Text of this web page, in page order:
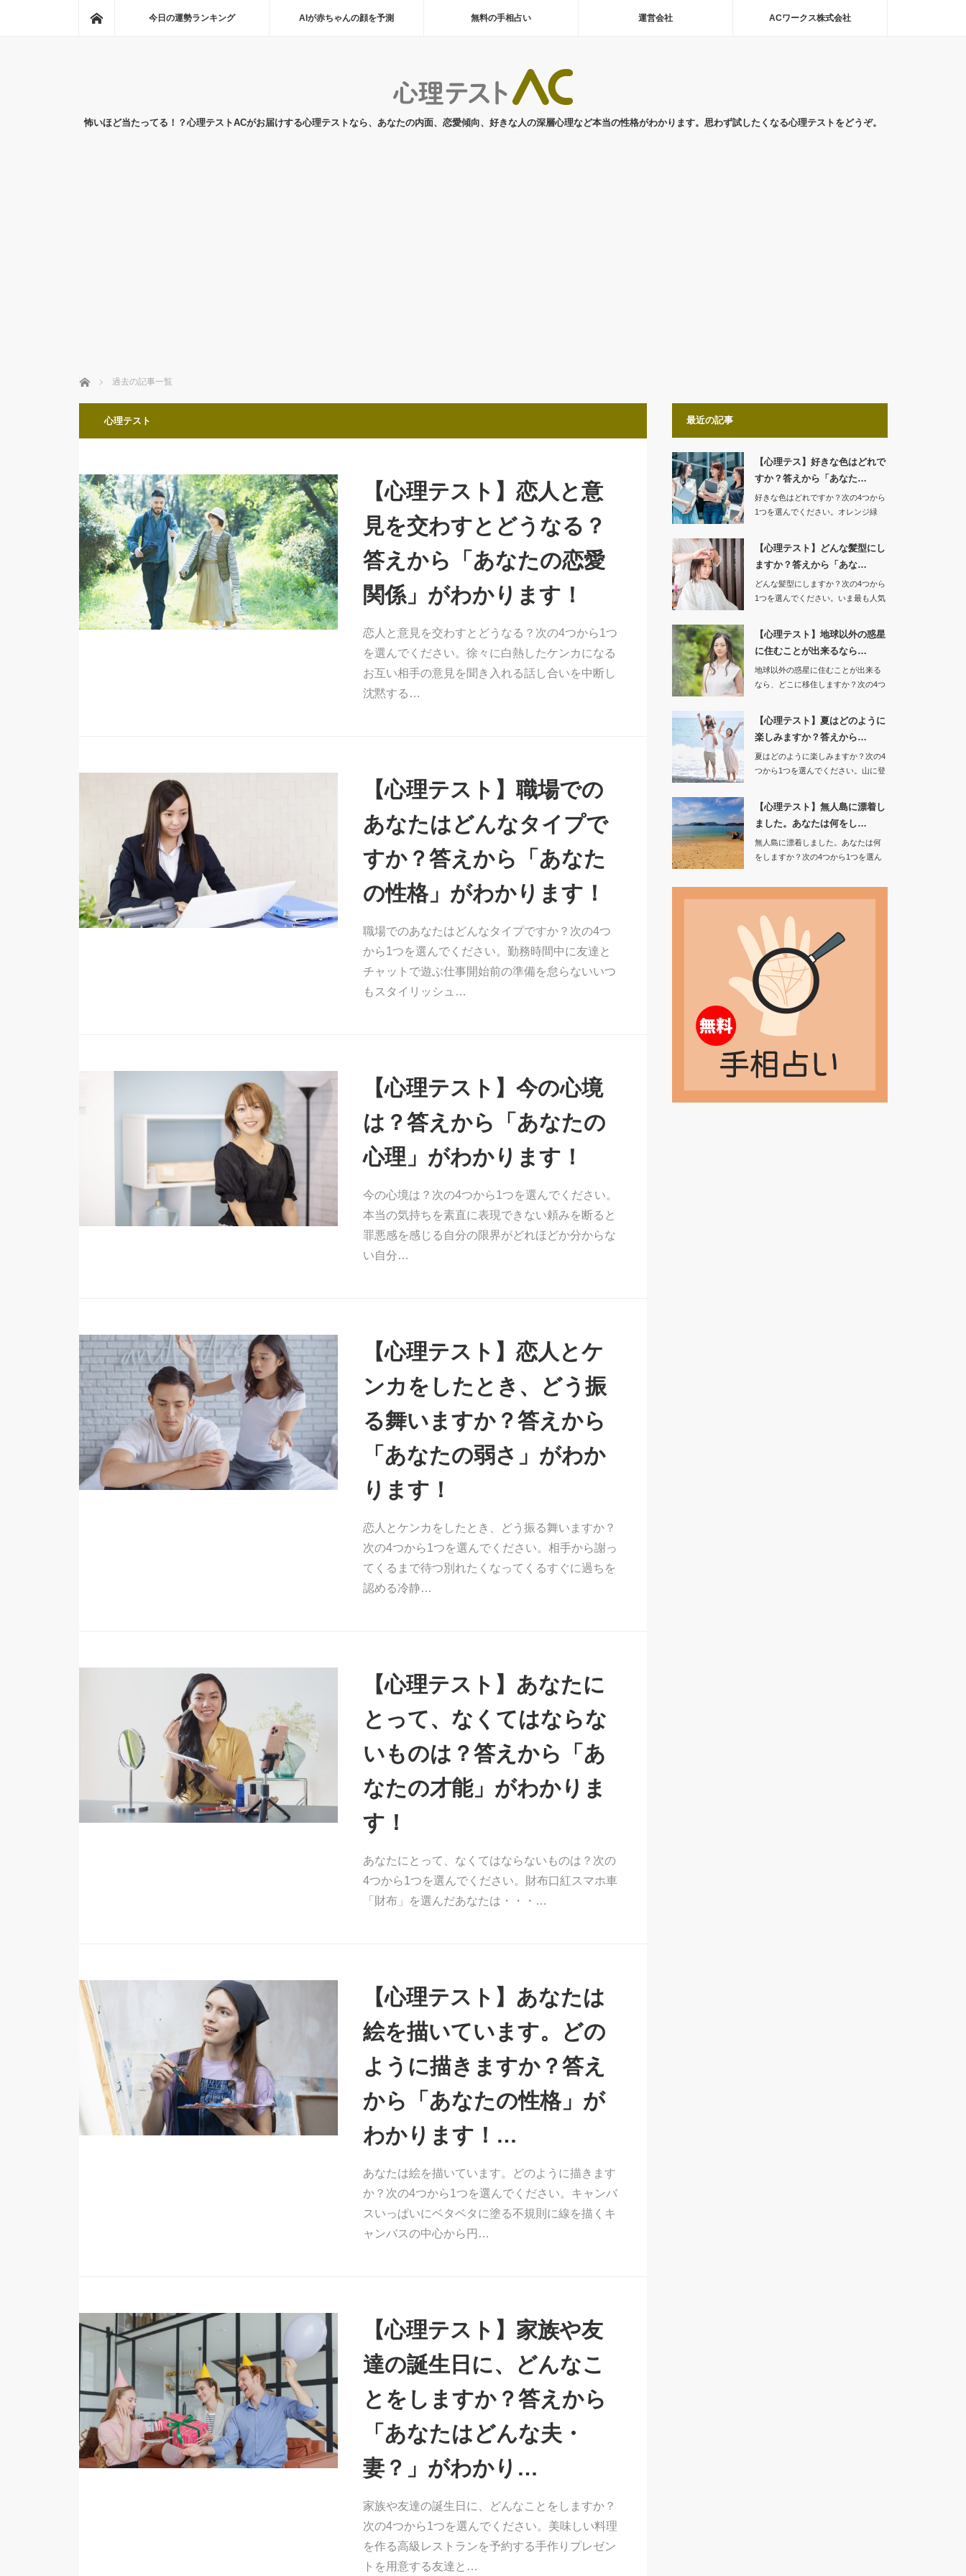
今日の運勢ランキング AIが赤ちゃんの顔を予測 無料の手相占い 運営会社 ACワークス株式会社
怖いほど当たってる！？心理テストACがお届けする心理テストなら、あなたの内面、恋愛傾向、好きな人の深層心理など本当の性格がわかります。思わず試したくなる心理テストをどうぞ。
ホーム 過去の記事一覧
心理テスト
【心理テスト】恋人と意
見を交わすとどうなる？
答えから「あなたの恋愛
関係」がわかります！
恋人と意見を交わすとどうなる？次の4つから1つ
を選んでください。徐々に白熱したケンカになる
お互い相手の意見を聞き入れる話し合いを中断し
沈黙する…
【心理テスト】職場での
あなたはどんなタイプで
すか？答えから「あなた
の性格」がわかります！
職場でのあなたはどんなタイプですか？次の4つ
から1つを選んでください。勤務時間中に友達と
チャットで遊ぶ仕事開始前の準備を怠らないいつ
もスタイリッシュ…
【心理テスト】今の心境
は？答えから「あなたの
心理」がわかります！
今の心境は？次の4つから1つを選んでください。
本当の気持ちを素直に表現できない頼みを断ると
罪悪感を感じる自分の限界がどれほどか分からな
い自分…
【心理テスト】恋人とケ
ンカをしたとき、どう振
る舞いますか？答えから
「あなたの弱さ」がわか
ります！
恋人とケンカをしたとき、どう振る舞いますか？
次の4つから1つを選んでください。相手から謝っ
てくるまで待つ別れたくなってくるすぐに過ちを
認める冷静…
【心理テスト】あなたに
とって、なくてはならな
いものは？答えから「あ
なたの才能」がわかりま
す！
あなたにとって、なくてはならないものは？次の
4つから1つを選んでください。財布口紅スマホ車
「財布」を選んだあなたは・・・…
【心理テスト】あなたは
絵を描いています。どの
ように描きますか？答え
から「あなたの性格」が
わかります！…
あなたは絵を描いています。どのように描きます
か？次の4つから1つを選んでください。キャンバ
スいっぱいにベタベタに塗る不規則に線を描くキ
ャンバスの中心から円…
【心理テスト】家族や友
達の誕生日に、どんなこ
とをしますか？答えから
「あなたはどんな夫・
妻？」がわかり…
家族や友達の誕生日に、どんなことをしますか？
次の4つから1つを選んでください。美味しい料理
を作る高級レストランを予約する手作りプレゼン
トを用意する友達と…
最近の記事
【心理テス】好きな色はどれで
すか？答えから「あなた…
好きな色はどれですか？次の4つから
1つを選んでください。オレンジ緑
【心理テスト】どんな髪型にし
ますか？答えから「あな…
どんな髪型にしますか？次の4つから
1つを選んでください。いま最も人気
【心理テスト】地球以外の惑星
に住むことが出来るなら…
地球以外の惑星に住むことが出来る
なら、どこに移住しますか？次の4つ
【心理テスト】夏はどのように
楽しみますか？答えから…
夏はどのように楽しみますか？次の4
つから1つを選んでください。山に登
【心理テスト】無人島に漂着し
ました。あなたは何をし…
無人島に漂着しました。あなたは何
をしますか？次の4つから1つを選ん